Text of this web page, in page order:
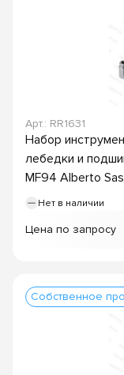
Арт.: RR1631
Набор
лебедки и
MF94 Alberto
Нет в наличии
Цена по запросу
Собственное